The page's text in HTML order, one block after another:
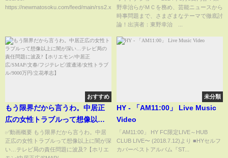
https://newmatosoku.com/feed/main/rss2.xml...野幸治らがＭＣを務め、芸能ニュースから
時事問題まで、さまざまなテーマで徹底討
論！出演者：東野幸治 ...
おすすめ
もう限界だから言うわ。中居正
広の女性トラブルって想像以上
に闇が深い…テレビ局の責任問
題に波及?【ホリエモン/中居正
広/SMAP/文春/フジテレビ/渡邊
✅動画概要 もう限界だから言うわ。中居
正広の女性トラブルって想像以上に闇が深
い…テレビ局の責任問題に波及?【ホリエ
未分類
HY - 「AM11:00」 Live Music
Video
「AM11:00」 HY FC限定LIVE～HUB
CLUB LIVE〜 (2018.7.12)より ■HYセルフ
カバーベストアルバム『ST...